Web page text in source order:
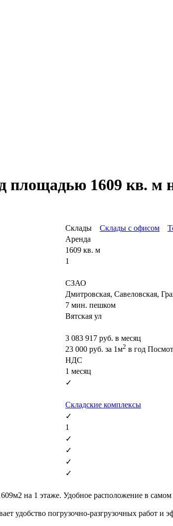
площадью 1609 кв. м
Склады Склады с офисом
Аренда
1609 кв. м
1
СЗАО
Дмитровская, Савеловская,
7 мин. пешком
Вятская ул
3 083 917 руб. в месяц
23 000 руб. за 1м2 в год
НДС
1 месяц
✓
Складские комплексы
✓
1
✓
✓
✓
✓
на 1 этаже. Удобное расположение в
удобство погрузочно-разгрузочных работ и